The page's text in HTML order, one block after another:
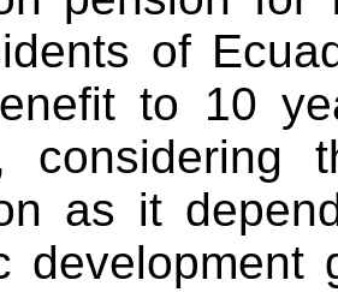
of
to 10
as it
development